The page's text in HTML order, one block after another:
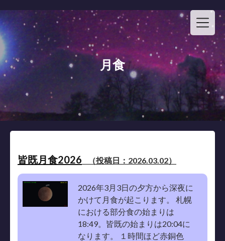
to
content
月食
皆既月食2026 （投稿日：2026.03.02）
2026年3月3日の夕方から深夜に
かけて月食が起こります。 札幌
における部分食の始まりは
18:49。皆既の始まりは20:04に
なります。 １時間ほど赤銅色